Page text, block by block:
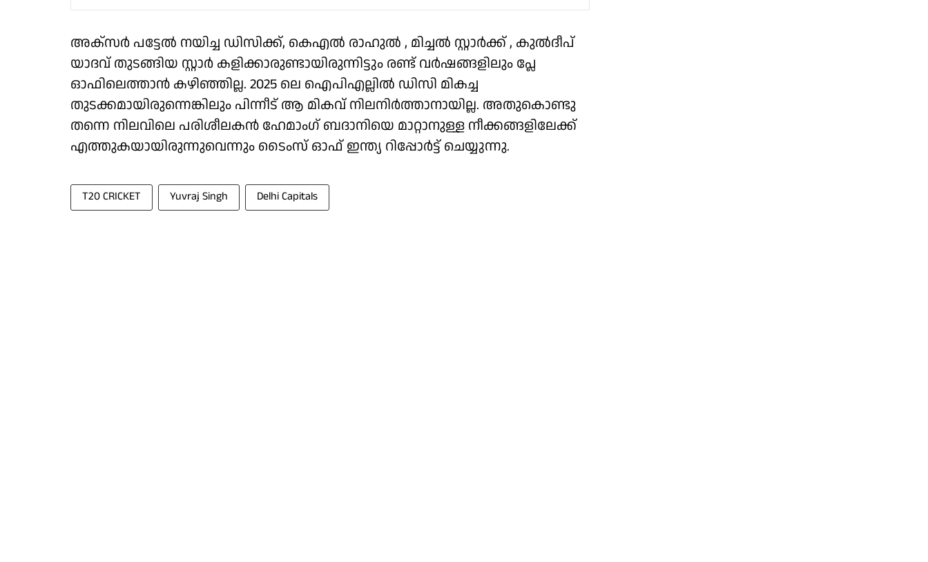
അക്‌സർ പട്ടേൽ നയിച്ച ഡി‌സിക്ക്, കെ‌എൽ രാഹുൽ , മിച്ചൽ സ്റ്റാർക്ക് , കുൽദീപ്
യാദവ് തുടങ്ങിയ സ്റ്റാർ കളിക്കാരുണ്ടായിരുന്നിട്ടും രണ്ട് വർഷങ്ങളിലും പ്ലേ
ഓഫിലെത്താൻ കഴിഞ്ഞില്ല. 2025 ലെ ഐ‌പി‌എല്ലിൽ ഡി‌സി മികച്ച
തുടക്കമായിരുന്നെങ്കിലും പിന്നീട് ആ മികവ് നിലനിർത്താനായില്ല. അതുകൊണ്ടു
തന്നെ നിലവിലെ പരിശീലകൻ ഹേമാംഗ് ബദാനിയെ മാറ്റാനുള്ള നീക്കങ്ങളിലേക്ക്
എത്തുകയായിരുന്നുവെന്നും ടൈംസ് ഓഫ് ഇന്ത്യ റിപ്പോർട്ട് ചെയ്യുന്നു.
T20 CRICKET Yuvraj Singh Delhi Capitals